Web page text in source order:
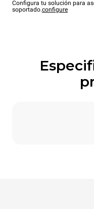
Configura tu solución para
soportado.configure